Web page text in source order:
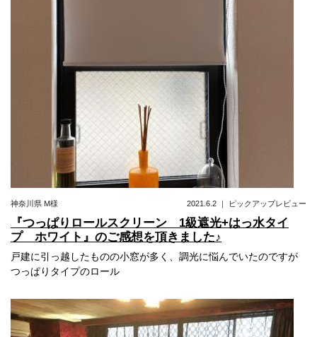
神奈川県 M様 2021.6.2 ｜ ピックアップレビュー
『つっぱりロールスクリーン 1級遮光+はっ水タイ
プ ホワイト』のご感想を頂きました♪
戸建に引っ越したものの小窓が多く、調光に悩んでいたのですが
つっぱりタイプのロール